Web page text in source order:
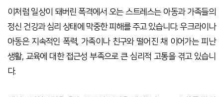
이처럼 일상이 돼버린 폭격에서 오는 스트레스는 아동과 가족들의
정신 건강과 심리 상태에 막중한 피해를 주고 있습니다. 우크라이나
아동은 지속적인 폭력, 가족이나 친구와 떨어진 채 이어가는 피난
생활, 교육에 대한 접근성 부족으로 큰 심리적 고통을 겪고 있습니
다.